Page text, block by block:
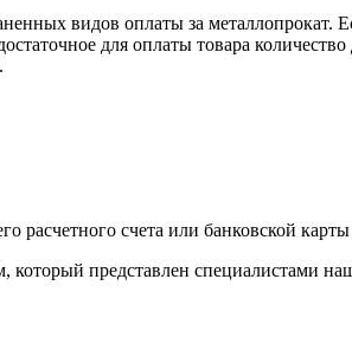
видов оплаты за металлопрокат.
для оплаты товара
счета или банковской
который представлен специалистами